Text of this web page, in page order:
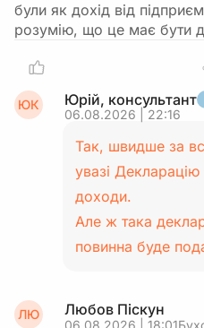
були як дохід від
розумію, що це має бути
ЮК Юрій, консультант
06.08.2026 | 22:16
Так, швидше за
увазі
доходи.
Але ж така
повинна буде
ЛЮ Любов Піскун
06.08.2026 | 18:01